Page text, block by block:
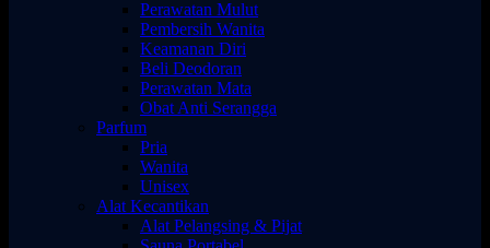
Perawatan Mulut
Pembersih Wanita
Keamanan Diri
Beli Deodoran
Perawatan Mata
Obat Anti Serangga
Parfum
Pria
Wanita
Unisex
Alat Kecantikan
Alat Pelangsing & Pijat